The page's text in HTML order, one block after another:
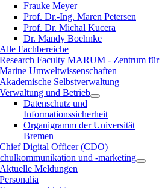
Frauke Meyer
Prof. Dr.-Ing. Maren Petersen
Prof. Dr. Michal Kucera
Dr. Mandy Boehnke
Alle Fachbereiche
Research Faculty MARUM - Zentrum für
Marine Umweltwissenschaften
Akademische Selbstverwaltung
Verwaltung und Betrieb
Datenschutz und
Informationssicherheit
Organigramm der Universität
Bremen
Chief Digital Officer (CDO)
und -marketing
Aktuelle Meldungen
Personalia